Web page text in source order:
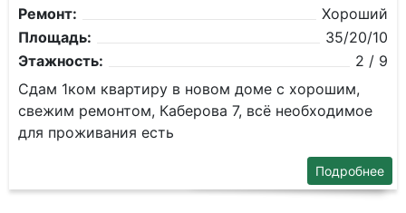
Ремонт:
Хороший
Площадь:
35/20/10
Этажность:
2 / 9
Сдам 1ком квартиру в новом доме с хорошим,
свежим ремонтом, Каберова 7, всё необходимое
для проживания есть
Подробнее